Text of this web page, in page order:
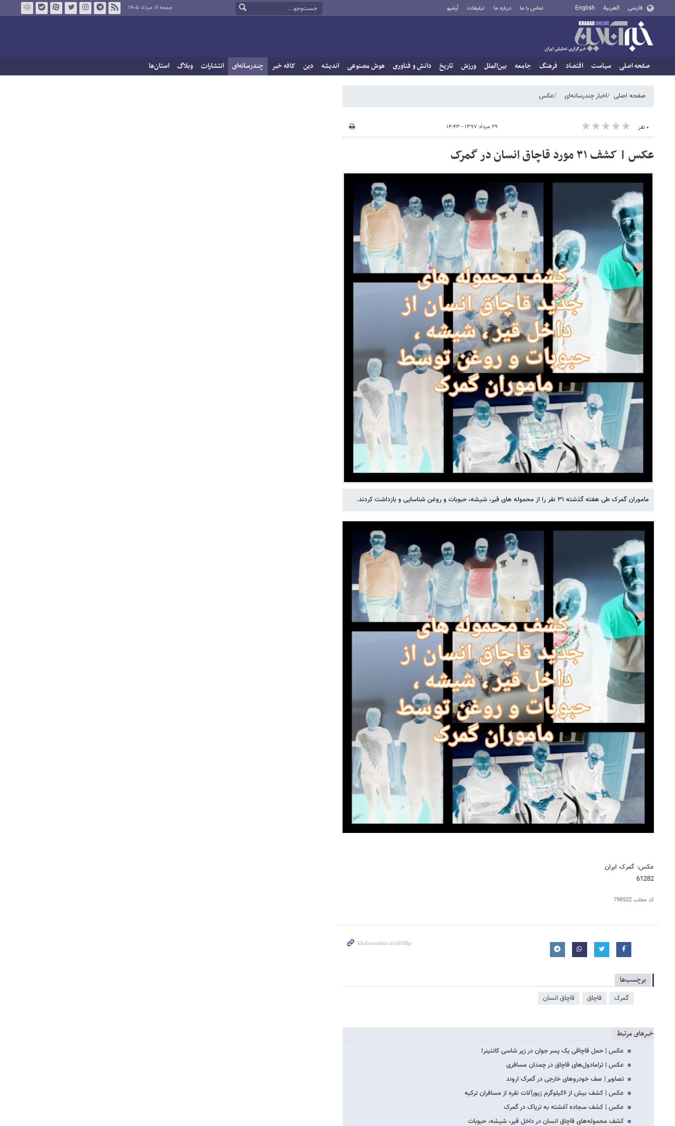
فارسی العربية English تماس با ما درباره ما تبلیغات آرشیو جمعه ۱۶ مرداد ۱۴۰۵
صفحه اصلی سیاست اقتصاد فرهنگ جامعه بین‌الملل ورزش تاریخ دانش و فناوری هوش مصنوعی اندیشه دین کافه خبر چندرسانه‌ای انتشارات وبلاگ استان‌ها
صفحه اصلی اخبار چندرسانه‌ای عکس
۰ نفر ۲۹ مرداد ۱۳۹۷ - ۱۴:۴۳
عکس | کشف ۳۱ مورد قاچاق انسان در گمرک
ماموران گمرک طی هفته گذشته ۳۱ نفر را از محموله های قیر، شیشه، حبوبات و روغن شناسایی و‌ بازداشت کردند.
عکس: گمرک ایران
61282
کد مطلب798522
برچسب‌ها
گمرک قاچاق قاچاق انسان
خبرهای مرتبط
عکس | حمل قاچاقی یک پسر جوان در زیر شاسی کانتینر!
عکس | ترامادول‌های قاچاق در چمدان مسافری
تصاویر | صف خودروهای خارجی در گمرک اروند
عکس | کشف بیش از ۶کیلوگرم زیورآلات نقره از مسافران ترکیه
عکس | کشف سجاده آغشته به تریاک در گمرک
کشف محموله‌های قاچاق انسان در داخل قیر، شیشه، حبوبات